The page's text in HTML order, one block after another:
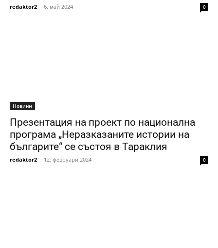
redaktor2 - 6. май 2024 0
Новини
Презентация на проект по национална
програма „Неразказаните истории на
българите“ се състоя в Тараклия
redaktor2 - 12. февруари 2024 0